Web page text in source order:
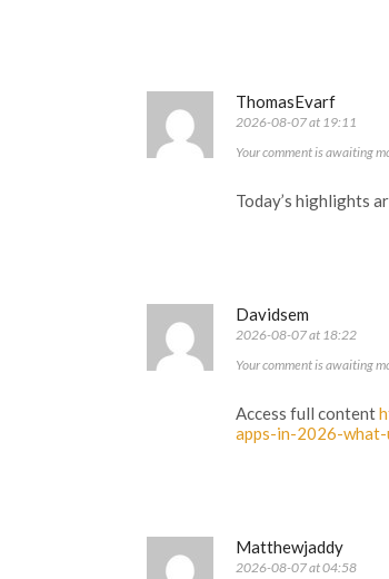
ThomasEvarf
2026-08-07 at 19:11
Your comment is awaiting
Today’s highlights
Davidsem
2026-08-07 at 18:22
Your comment is awaiting
Access full content
apps-in-2026-
Matthewjaddy
2026-08-07 at 04:58